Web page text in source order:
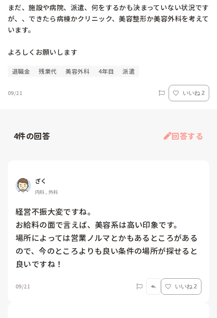
まだ、施設や病院、派遣、何をするかも決まっていない状況です
が、、できたら病棟かクリニック、美容整形か美容外科を考えて
います。
よろしくお願いします
退職金 残業代 美容外科 4年目 派遣
09/21 いいね 2
4件の回答 回答する
ざく
内科, 外科
経営不振大変ですね。
お給料の面で言えば、美容系は高い印象です。
場所によっては営業ノルマとかもあるところがある
ので、今のところよりも良い条件の場所が探せると
良いですね！
09/21 いいね 2